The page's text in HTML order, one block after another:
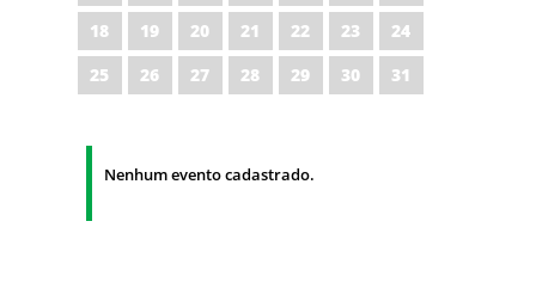
18
19 20 21 22 23
24
25
26 27 28 29 30 31
Nenhum evento cadastrado.